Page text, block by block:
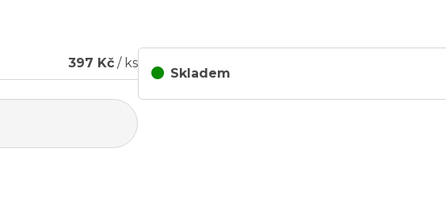
397 Kč / ks
Skladem